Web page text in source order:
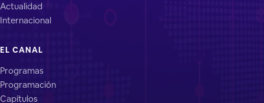
Actualidad
Internacional
EL CANAL
Programas
Programación
Capítulos